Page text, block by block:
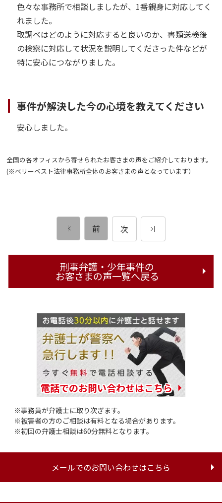
色々な事務所で相談しましたが、1番親身に対応してく
れました。
取調べはどのように対応すると良いのか、書類送検後
の検察に対応して状況を説明してくださった件などが
特に安心につながりました。
事件が解決した今の心境を教えてください
安心しました。
全国の各オフィスから寄せられたお客さまの声をご紹介しております。
(※ベリーベスト法律事務所全体のお客さまの声となっています）
前 次
刑事弁護・少年事件の
お客さまの声一覧へ戻る
電話でのお問い合わせはこちら
事務員が弁護士に取り次ぎます。
被害者の方のご相談は有料となる場合があります。
初回の弁護士相談は60分無料となります。
メールでのお問い合わせはこちら